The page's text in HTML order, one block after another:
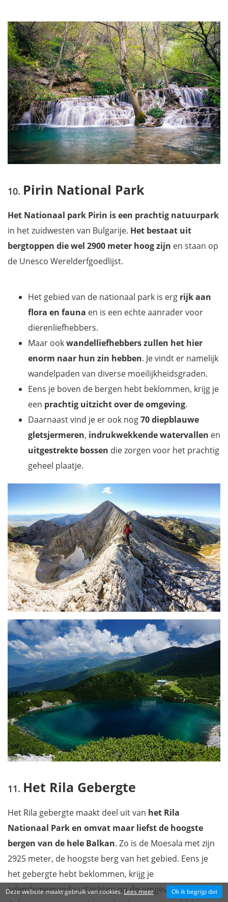
Pirin National Park
Het Nationaal park Pirin is een prachtig natuurpark
in het zuidwesten van Bulgarije. Het bestaat uit
bergtoppen die wel 2900 meter hoog zijn en staan op
de Unesco Werelderfgoedlijst.
Het gebied van de nationaal park is erg rijk aan
flora en fauna en is een echte aanrader voor
dierenliefhebbers.
Maar ookwandelliefhebbers zullen het hier
enorm naar hun zin hebben. Je vindt er namelijk
wandelpaden van diverse moeilijkheidsgraden.
Eens je boven de bergen hebt beklommen, krijg je
een prachtig uitzichtover de omgeving.
Daarnaast vind je er ook nog70 diepblauwe
gletsjermeren, indrukwekkende watervallen en
uitgestrekte bossen die zorgen voor het prachtig
geheel plaatje.
Het Rila Gebergte
Het Rila gebergte maakt deel uit van het Rila
Nationaal Park en omvat maar liefst de hoogste
bergen van de hele Balkan. Zo is de Moesala met zijn
2925 meter, de hoogste berg van het gebied. Eens je
het gebergte hebt beklommen, krijg je
adembenemende uitzichten op de omgeving. Het Rila
Deze website maakt gebruik van cookies. Lees meer Ok ik begrijp dat